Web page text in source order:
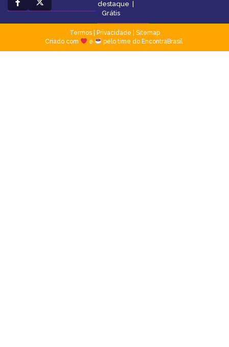
destaque
Grátis
Termos| Privacidade
Sitemap
Criado com
e pelo time do EncontraBrasil